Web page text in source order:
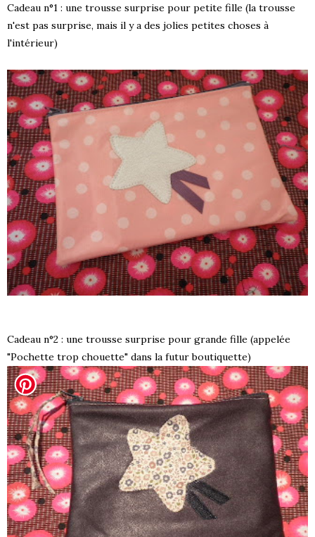
Cadeau n°1 : une trousse surprise pour petite fille (la trousse
n'est pas surprise, mais il y a des jolies petites choses à
l'intérieur)
Cadeau n°2 : une trousse surprise pour grande fille (appelée
"Pochette trop chouette" dans la futur boutiquette)